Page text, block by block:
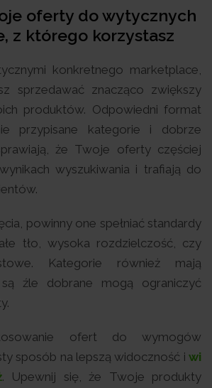
oferty do wytycznych
z którego korzystasz
konkretnego marketplace,
sprzedawać znacząco zwiększy
produktów. Odpowiedni format
przypisane kategorie i dobrze
że Twoje oferty częściej
wyszukiwania i trafiają do
powinny one spełniać standardy
tło, wysoka rozdzielczość, czy
Kategorie również mają
są źle dobrane mogą ograniczyć
ofert do wymogów
sposób na lepszą widoczność i wi
. Upewnij się, że Twoje produkty